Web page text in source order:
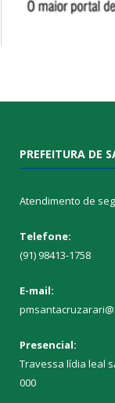
PREFEITURA DE
Atendimento de
Telefone:
(91) 98413-1758
E-mail:
Presencial:
Travessa lídia leal
000